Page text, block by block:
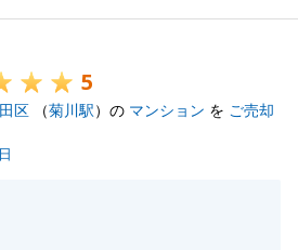
ので、その希少性とブランドか
ていたかと存じます。
につき、想定通りに進むのかU
れたかと存じますが、最後まで
ただき心より感謝申し上げま
5
区 （菊川駅）の マンション を ご売却